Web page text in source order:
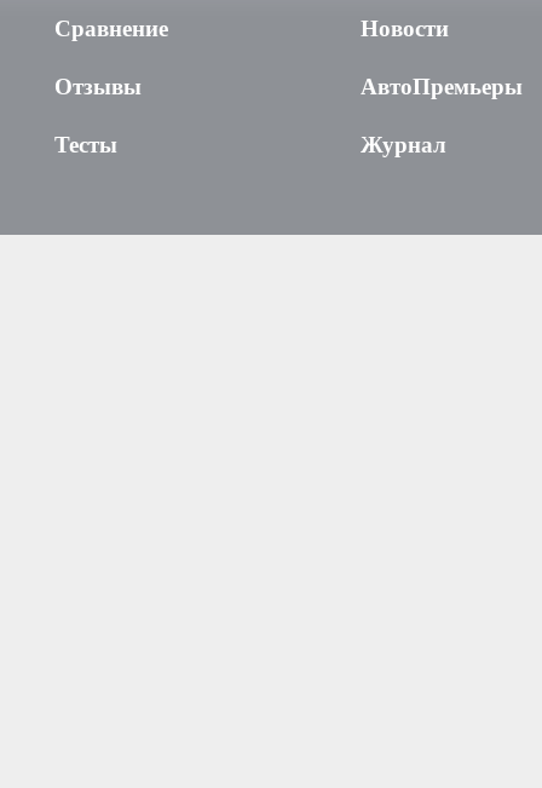
Сравнение
Отзывы
Тесты
Новости
АвтоПремьеры
Журнал